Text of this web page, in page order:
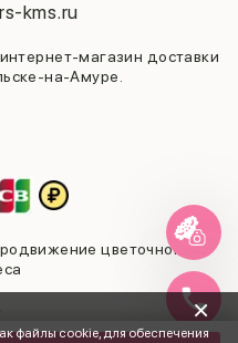
файлы cookie, для обеспечения
×
kms.ru
магазин доставки
на-Амуре.
цветочного